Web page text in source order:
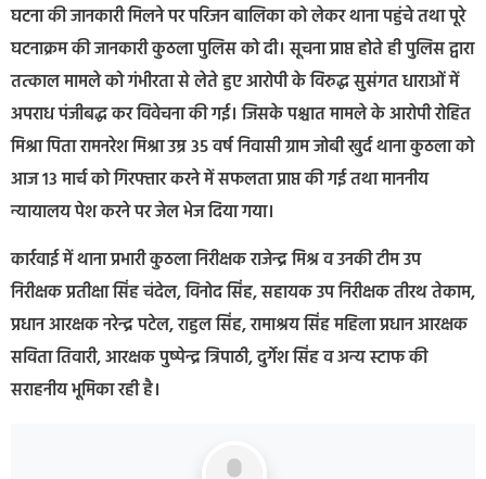
घटना की जानकारी मिलने पर परिजन बालिका को लेकर थाना पहुंचे तथा पूरे
घटनाक्रम की जानकारी कुठला पुलिस को दी। सूचना प्राप्त होते ही पुलिस द्वारा
तत्काल मामले को गंभीरता से लेते हुए आरोपी के विरुद्ध सुसंगत धाराओं में
अपराध पंजीबद्ध कर विवेचना की गई। जिसके पश्चात मामले के आरोपी रोहित
मिश्रा पिता रामनरेश मिश्रा उम्र 35 वर्ष निवासी ग्राम जोबी खुर्द थाना कुठला को
आज 13 मार्च को गिरफ्तार करने में सफलता प्राप्त की गई तथा माननीय
न्यायालय पेश करने पर जेल भेज दिया गया।
कार्रवाई में थाना प्रभारी कुठला निरीक्षक राजेन्द्र मिश्र व उनकी टीम उप
निरीक्षक प्रतीक्षा सिंह चंदेल, विनोद सिंह, सहायक उप निरीक्षक तीरथ तेकाम,
प्रधान आरक्षक नरेन्द्र पटेल, राहुल सिंह, रामाश्रय सिंह महिला प्रधान आरक्षक
सविता तिवारी, आरक्षक पुष्पेन्द्र त्रिपाठी, दुर्गेश सिंह व अन्य स्टाफ की
सराहनीय भूमिका रही है।